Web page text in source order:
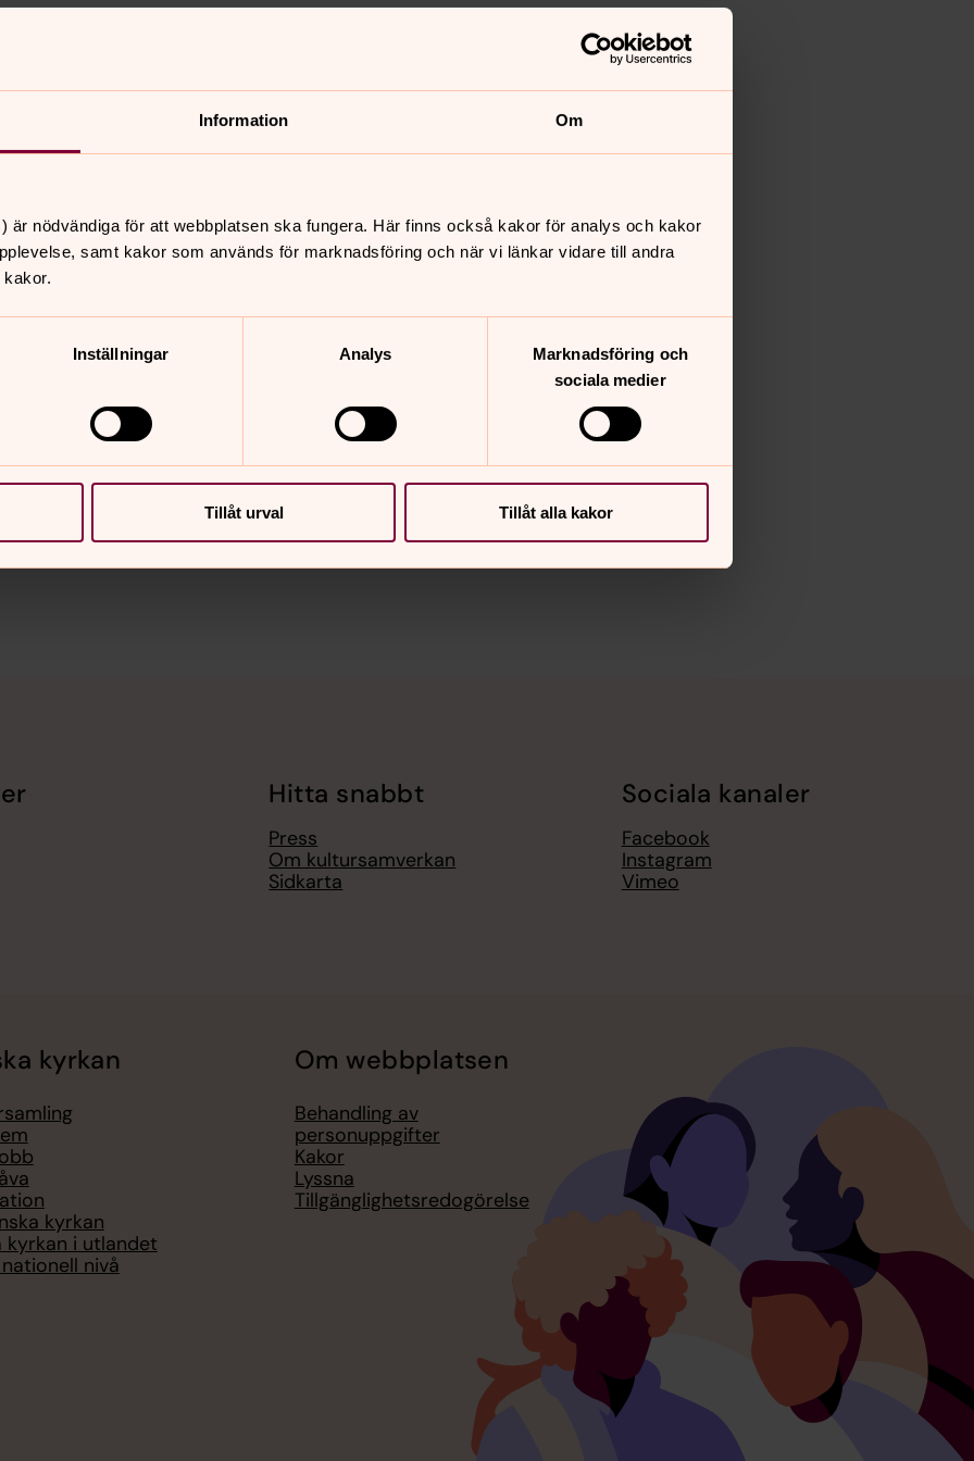
Information Om
är nödvändiga för att webbplatsen ska fungera. Här finns också kakor för analys och kakor
samt kakor som används för marknadsföring och när vi länkar vidare till andra
Inställningar Analys
Marknadsföring och
sociala medier
Tillåt urval Tillåt alla kakor
medverkar på
september! Lagom till
bok Bekännelser,
Sångerskan ger också en
september.
på Bok&Biblioteksmässan i
Nina Hagens självbiografiska
Sångerskan ger också en
Hitta snabbt
Press
Om kultursamverkan
Sidkarta
Sociala kanaler
Facebook
Instagram
Vimeo
kyrkan
kyrkan
kyrkan i utlandet
nivå
Om webbplatsen
Behandling av
personuppgifter
Kakor
Lyssna
Tillgänglighetsredogörelse